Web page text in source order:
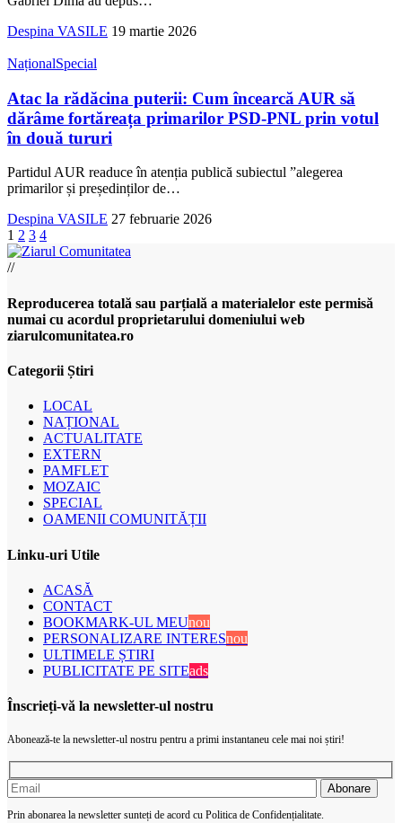
Despina VASILE 19 martie 2026
NaționalSpecial
Atac la rădăcina puterii: Cum încearcă AUR să
dărâme fortăreața primarilor PSD-PNL prin votul
în două tururi
Partidul AUR readuce în atenția publică subiectul ”alegerea
primarilor și președinților de…
Despina VASILE 27 februarie 2026
1 2 3 4
//
Reproducerea totală sau parțială a materialelor este permisă
numai cu acordul proprietarului domeniului web
ziarulcomunitatea.ro
Categorii Știri
LOCAL
NAȚIONAL
ACTUALITATE
EXTERN
PAMFLET
MOZAIC
SPECIAL
OAMENII COMUNITĂȚII
Linku-uri Utile
ACASĂ
CONTACT
BOOKMARK-UL MEUnou
PERSONALIZARE INTERESnou
ULTIMELE ȘTIRI
PUBLICITATE PE SITEads
Înscrieți-vă la newsletter-ul nostru
Abonează-te la newsletter-ul nostru pentru a primi instantaneu cele mai noi știri!
Prin abonarea la newsletter sunteți de acord cu Politica de Confidențialitate.